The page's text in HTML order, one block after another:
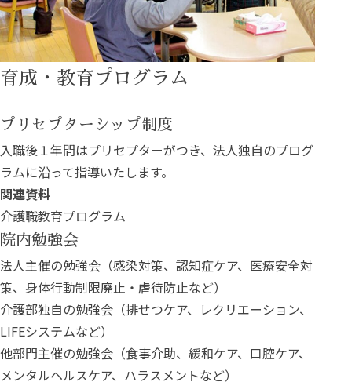
育成・教育プログラム
プリセプターシップ制度
入職後１年間はプリセプターがつき、法人独自のプログ
ラムに沿って指導いたします。
関連資料
介護職教育プログラム
院内勉強会
法人主催の勉強会（感染対策、認知症ケア、医療安全対
策、身体行動制限廃止・虐待防止など）
介護部独自の勉強会（排せつケア、レクリエーション、
LIFEシステムなど）
他部門主催の勉強会（食事介助、緩和ケア、口腔ケア、
メンタルヘルスケア、ハラスメントなど）